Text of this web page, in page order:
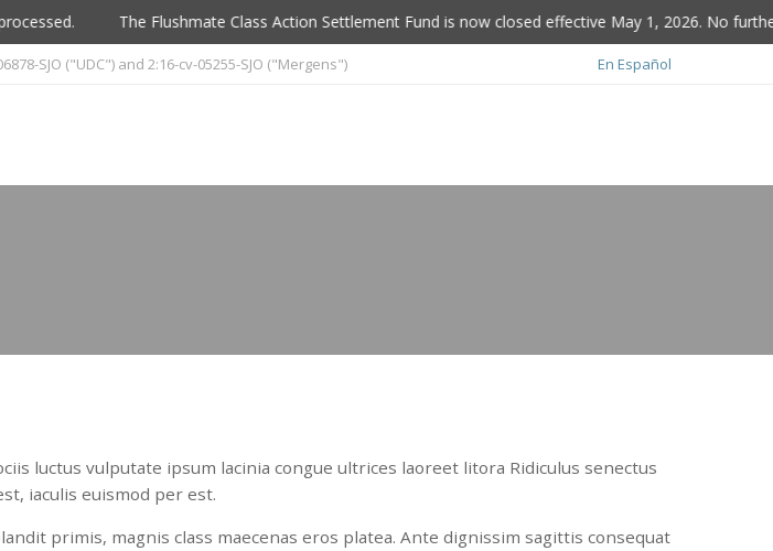
The Flushmate Class Action Settlement Fund is now closed effective May 1, 2026. No further
06878-SJO ("UDC") and 2:16-cv-05255-SJO ("Mergens") En Español
luctus vulputate ipsum lacinia congue ultrices laoreet litora Ridiculus senectus
iaculis euismod per est.
primis, magnis class maecenas eros platea. Ante dignissim sagittis consequat